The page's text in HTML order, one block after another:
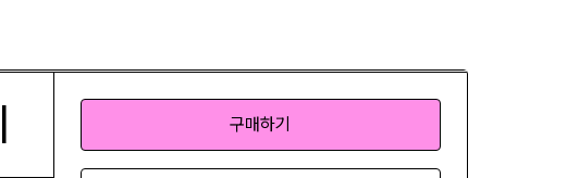
구매하기